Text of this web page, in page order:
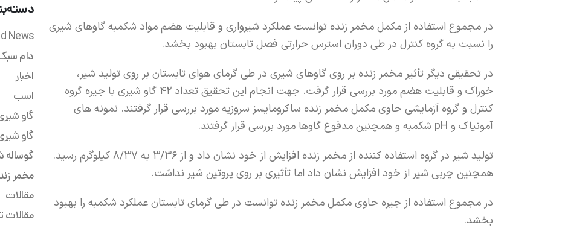
در مجموع استفاده از مکمل مخمر زنده توانست عملکرد شیرواری و قابلیت هضم مواد شکمبه گاوهای شیری
را نسبت به گروه کنترل در طی دوران استرس حرارتی فصل تابستان بهبود بخشد.
در تحقیقی دیگر تأثیر مخمر زنده بر روی گاوهای شیری در طی گرمای هوای تابستان بر روی تولید شیر،
خوراک و قابلیت هضم مورد بررسی قرار گرفت. جهت انجام این تحقیق تعداد 42 گاو شیری با جیره گروه
کنترل و گروه آزمایشی حاوی مکمل مخمر زنده ساکرومایسز سروزیه مورد بررسی قرار گرفتند. نمونه های
آمونیاک و pH شکمبه و همچنین مدفوع گاوها مورد بررسی قرار گرفتند.
تولید شیر در گروه استفاده کننده از مخمر زنده افزایش از خود نشان داد و از 3/36 به 8/37 کیلوگرم رسید.
همچنین چربی شیر از خود افزایش نشان داد اما تأثیری بر روی پروتین شیر نداشت.
در مجموع استفاده از جیره حاوی مکمل مخمر زنده توانست در طی گرمای تابستان عملکرد شکمبه را بهبود
بخشد.
News
دام
اخبار
اسب
گاو
گاو
گوساله
مخمر
مقالات